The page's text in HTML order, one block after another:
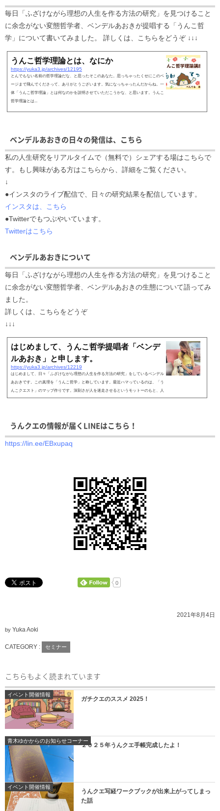
毎日「ふざけながら理想の人生を作る方法の研究」を見つけること
に余念がない変態哲学者、ベンデルあおきが提唱する「うんこ哲
学」について書いてみました。 詳しくは、こちらをどうぞ ↓↓↓
うんこ哲学理論とは、なにか
https://yuka3.jp/archives/12195
とんでもない名前の哲学理論だな、と思ったそこのあなた。思っちゃったくせにこのペ
ージまで飛んでくださって、ありがとうございます。気になっちゃったんだからね。一
体「うんこ哲学理論」とは何なのかを説明させていただこうかな、と思います。うんこ
哲学理論とは...
ベンデルあおきの日々の発信は、こちら
私の人生研究をリアルタイムで（無料で）シェアする場はこちらで
す。もし興味がある方はこちらから、詳細をご覧ください。
↓
●インスタのライブ配信で、日々の研究結果を配信しています。
インスタは、こちら
●Twitterでもつぶやいています。
Twitterはこちら
ベンデルあおきについて
毎日「ふざけながら理想の人生を作る方法の研究」を見つけること
に余念がない変態哲学者、ベンデルあおきの生態について語ってみ
ました。
詳しくは、こちらをどうぞ
↓↓↓
はじめまして、うんこ哲学提唱者「ベンデ
ルあおき」と申します。
https://yuka3.jp/archives/12219
はじめまして、日々「ふざけながら理想の人生を作る方法の研究」をしているベンデル
あおきです。この真理を「うんこ哲学」と称しています。最近ハマっているのは、「う
んこクエスト」のマップ作りです。深刻さが人を迷走させるというモットーのもと、人
生をゲームと...
うんクエの情報が届くLINEはこちら！
https://lin.ee/EBxupaq
0
2021年8月4日
by Yuka Aoki
CATEGORY : セミナー
こちらもよく読まれています
イベント開催情報
ガチクエのススメ 2025！
青木ゆかからのお知らせコーナー
２０２５年うんクエ手帳完成したよ！
イベント開催情報
うんクエ写経ワークブックが出来上がってしまっ
た話